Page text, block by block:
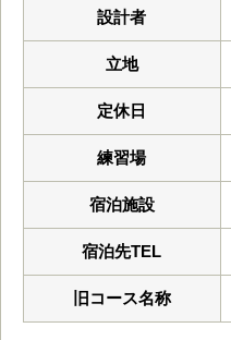
設計者
立地
定休日
練習場
宿泊施設
宿泊先TEL
旧コース名称